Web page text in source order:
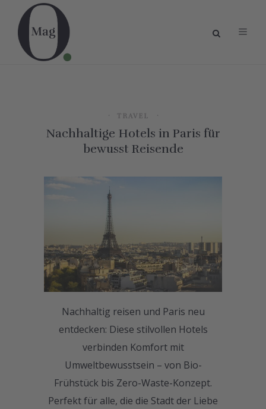
TRAVEL
Nachhaltige Hotels in Paris für
bewusst Reisende
Nachhaltig reisen und Paris neu
entdecken: Diese stilvollen Hotels
verbinden Komfort mit
Umweltbewusstsein – von Bio-
Frühstück bis Zero-Waste-Konzept.
Perfekt für alle, die die Stadt der Liebe